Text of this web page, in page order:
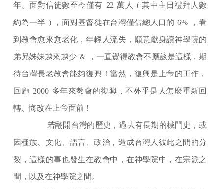
年。面對信徒數至今僅有 22 萬人 ( 其中主日禮拜人數
約為一半 ) ，面對基督徒在台灣僅佔總人口的 6% ，看
到教會愈來愈老化，年輕人流失，願意獻身讀神學院的
弟兄姊妹越來越少 & ，一直覺得教會不應該是這樣，期
待台灣長老教會能夠復興！當然，復興是上帝的工作，
回顧 2000 多年來教會的復興，不外乎是人怎麼重新回
轉、悔改在上帝面前！
若翻開台灣的歷史，過去有長期的械鬥史，或
因種族、文化、語言、政治，造成台灣人彼此之間的分
裂，這樣的事也發生在教會中，在神學院中，在宗派之
間，以及在神學院之間。